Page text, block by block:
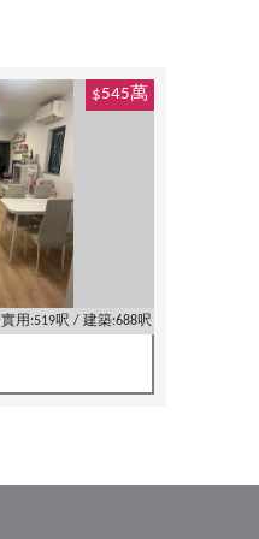
$545萬
實用:519呎 / 建築:688呎